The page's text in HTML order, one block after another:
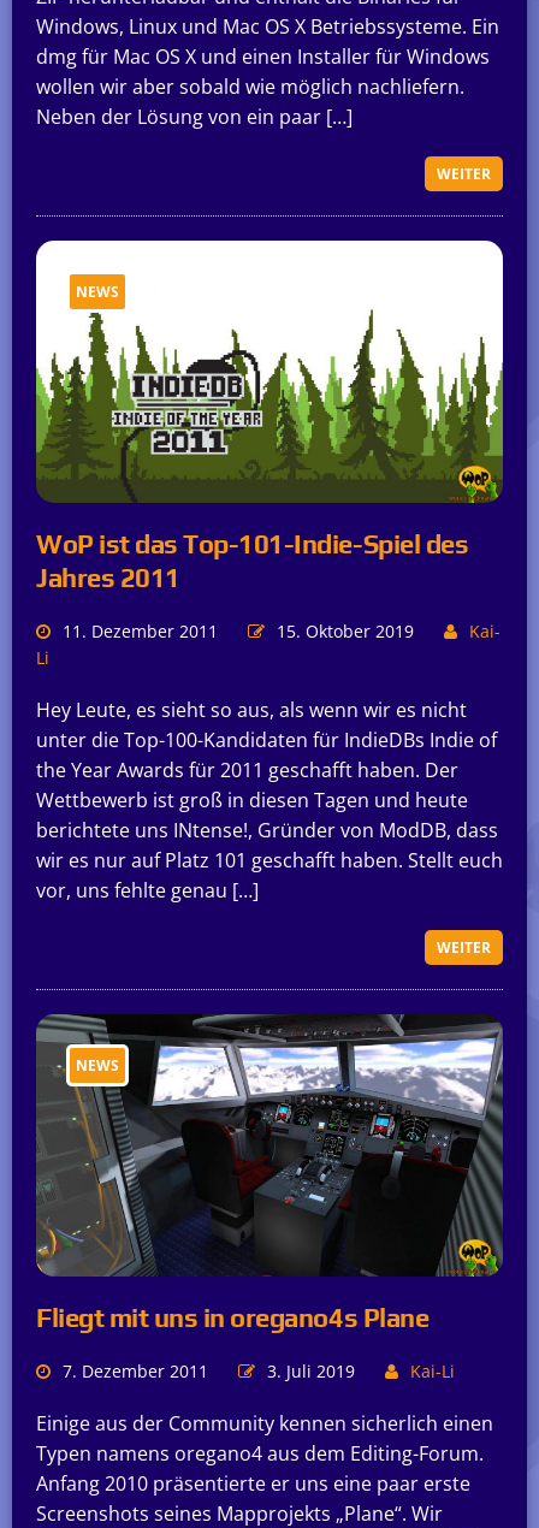
Windows, Linux und Mac OS X Betriebssysteme. Ein
dmg für Mac OS X und einen Installer für Windows
wollen wir aber sobald wie möglich nachliefern.
Neben der Lösung von ein paar […]
WEITER
NEWS
WoP ist das Top-101-Indie-Spiel des
Jahres 2011
11. Dezember 2011 15. Oktober 2019
Kai-
Li
Hey Leute, es sieht so aus, als wenn wir es nicht
unter die Top-100-Kandidaten für IndieDBs Indie of
the Year Awards für 2011 geschafft haben. Der
Wettbewerb ist groß in diesen Tagen und heute
berichtete uns INtense!, Gründer von ModDB, dass
wir es nur auf Platz 101 geschafft haben. Stellt euch
vor, uns fehlte genau […]
WEITER
NEWS
Fliegt mit uns in oregano4s Plane
7. Dezember 2011 3. Juli 2019 Kai-Li
Einige aus der Community kennen sicherlich einen
Typen namens oregano4 aus dem Editing-Forum.
Anfang 2010 präsentierte er uns eine paar erste
Screenshots seines Mapprojekts „Plane“. Wir